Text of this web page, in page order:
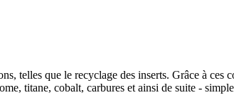
telles que le recyclage des inserts. Grâce à ces
titane, cobalt, carbures et ainsi de suite -